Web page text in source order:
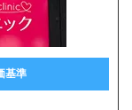
基準